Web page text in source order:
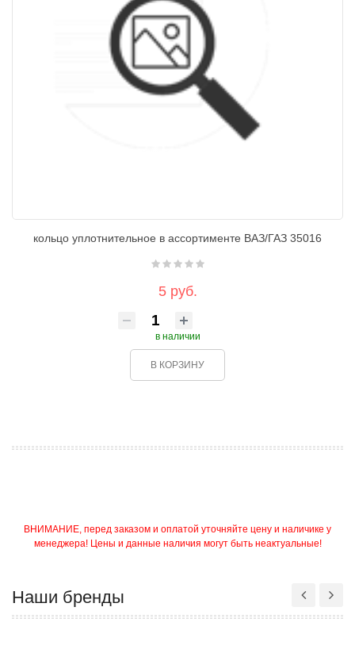
кольцо уплотнительное в ассортименте ВАЗ/ГАЗ 35016
5 руб.
в наличии
В КОРЗИНУ
ВНИМАНИЕ, перед заказом и оплатой уточняйте цену и наличике у
менеджера! Цены и данные наличия могут быть неактуальные!
Наши бренды